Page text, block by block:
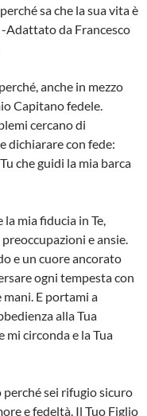
sa che la sua vita è
Adattato da Francesco
anche in mezzo
Capitano fedele.
cercano di
dichiarare con fede:
che guidi la mia barca
mia fiducia in Te,
e ansie.
e un cuore ancorato
ogni tempesta con
mani. E portami a
alla Tua
mi circonda e la Tua
perché sei rifugio sicuro
e fedeltà. Il Tuo Figlio